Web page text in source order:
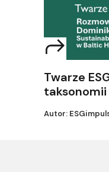
Twarze
taksonomii
Autor: